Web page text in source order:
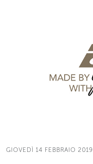
GIOVEDÌ 14 FEBBRAIO 2019